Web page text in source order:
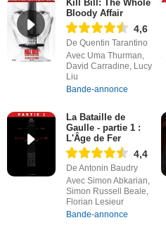
Kill Bill: The Whole
Bloody Affair
4,6
De Quentin Tarantino
Avec Uma Thurman,
David Carradine, Lucy
Liu
Bande-annonce
La Bataille de
Gaulle - partie 1 :
L'Âge de Fer
4,4
De Antonin Baudry
Avec Simon Abkarian,
Simon Russell Beale,
Florian Lesieur
Bande-annonce